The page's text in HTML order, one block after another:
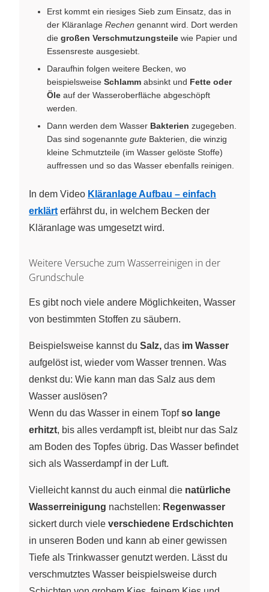
Erst kommt ein riesiges Sieb zum Einsatz, das in
der Kläranlage Rechen genannt wird. Dort werden
die großen Verschmutzungsteile wie Papier und
Essensreste ausgesiebt.
Daraufhin folgen weitere Becken, wo
beispielsweise Schlamm absinkt und Fette oder
Öle auf der Wasseroberfläche abgeschöpft
werden.
Dann werden dem Wasser Bakterien zugegeben.
Das sind sogenannte gute Bakterien, die winzig
kleine Schmutzteile (im Wasser gelöste Stoffe)
auffressen und so das Wasser ebenfalls reinigen.
In dem Video Kläranlage Aufbau – einfach
erklärt erfährst du, in welchem Becken der
Kläranlage was umgesetzt wird.
Weitere Versuche zum Wasserreinigen in der
Grundschule
Es gibt noch viele andere Möglichkeiten, Wasser
von bestimmten Stoffen zu säubern.
Beispielsweise kannst du Salz, das im Wasser
aufgelöst ist, wieder vom Wasser trennen. Was
denkst du: Wie kann man das Salz aus dem
Wasser auslösen?
Wenn du das Wasser in einem Topfso lange
erhitzt, bis alles verdampft ist, bleibt nur das Salz
am Boden des Topfes übrig. Das Wasser befindet
sich als Wasserdampf in der Luft.
Vielleicht kannst du auch einmal die natürliche
Wasserreinigung nachstellen: Regenwasser
sickert durch viele verschiedene Erdschichten
in unseren Boden und kann ab einer gewissen
Tiefe als Trinkwasser genutzt werden. Lässt du
verschmutztes Wasser beispielsweise durch